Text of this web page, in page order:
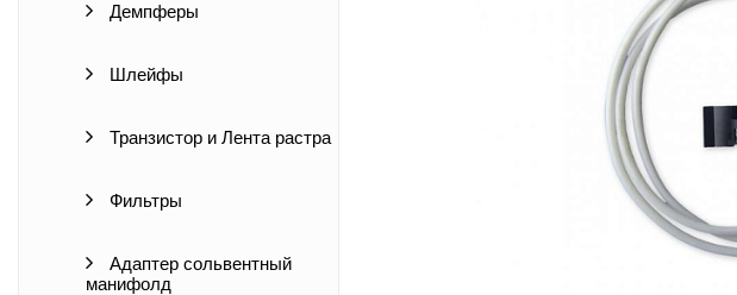
Демпферы
Шлейфы
Транзистор и Лента растра
Фильтры
Адаптер сольвентный
манифолд